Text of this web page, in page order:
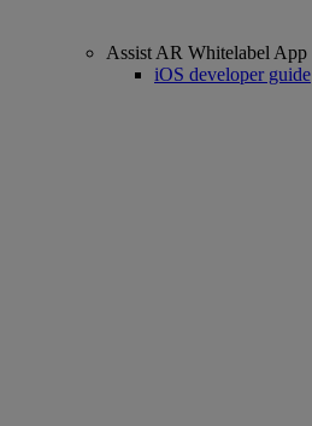
Assist AR Whitelabel App
iOS developer guide